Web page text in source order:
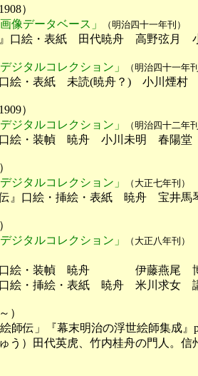
）
像データベース」
（明治四十一年刊）
タルコレクション」 （明治四十一年
口絵・表紙　未読(暁舟？)　小川煙村
）
ジタルコレクション」
（明治四十二年
口絵・装幀　暁舟　小川未明　春陽堂
ジタルコレクション」
（大正七年刊）
伝』口絵・挿絵・表紙　暁舟　宝井馬
ジタルコレクション」
（大正八年刊）
装幀　暁舟　　　　伊藤燕尾　
挿絵・表紙　暁舟　米川求女　
）
伝」『幕末明治の浮世絵師集成』